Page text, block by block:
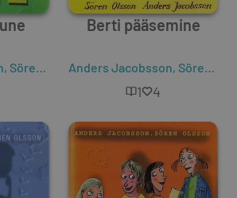
, Sören Olsson
Berti pääsemine
Anders Jacobsson, Sören Olsson
1 4